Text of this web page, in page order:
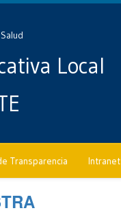
Local
Transparencia Intranet